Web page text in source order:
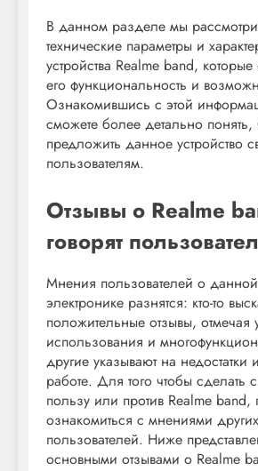
В данном разделе мы
технические параметры и
устройства Realme band,
его функциональность и
Ознакомившись с этой
сможете более детально понять,
предложить данное устройство
пользователям.
Отзывы о Realme
говорят
Мнения пользователей о
электронике разнятся: кто-то
положительные отзывы, отмечая
использования и
другие указывают на недостатки
работе. Для того чтобы сделать
пользу или против Realme band,
ознакомиться с мнениями других
пользователей. Ниже
основными отзывами о Realme